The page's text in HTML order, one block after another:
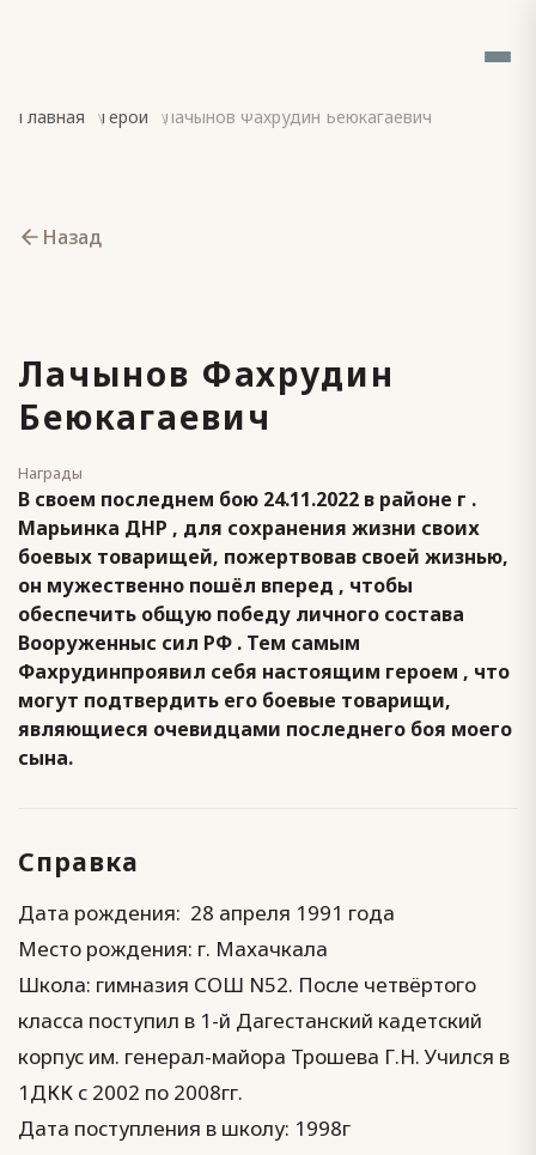
Главная Герои Лачынов Фахрудин Беюкагаевич
Назад
Лачынов Фахрудин
Беюкагаевич
Награды
В своем последнем бою 24.11.2022 в районе г .
Марьинка ДНР , для сохранения жизни своих
боевых товарищей, пожертвовав своей жизнью,
он мужественно пошёл вперед , чтобы
обеспечить общую победу личного состава
Вооруженныс сил РФ . Тем самым
Фахрудинпроявил себя настоящим героем , что
могут подтвердить его боевые товарищи,
являющиеся очевидцами последнего боя моего
сына.
Справка
Дата рождения: 28 апреля 1991 года
Место рождения: г. Махачкала
Школа: гимназия СОШ N52. После четвёртого
класса поступил в 1-й Дагестанский кадетский
корпус им. генерал-майора Трошева Г.Н. Учился в
1ДКК с 2002 по 2008гг.
Дата поступления в школу: 1998г